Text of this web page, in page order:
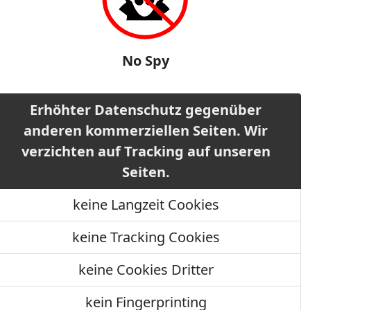
No Spy
Erhöhter Datenschutz gegenüber
anderen kommerziellen Seiten. Wir
verzichten auf Tracking auf unseren
Seiten.
keine Langzeit Cookies
keine Tracking Cookies
keine Cookies Dritter
kein Fingerprinting